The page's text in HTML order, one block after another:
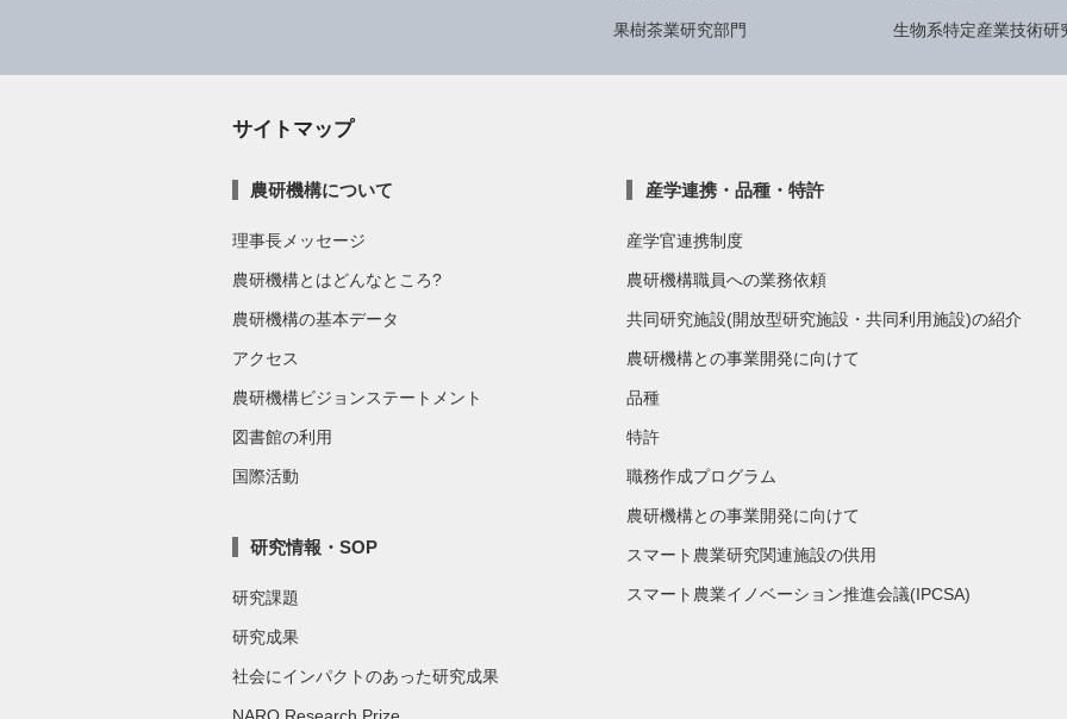
果樹茶業研究部門 生物系特定産業技術研
サイトマップ
農研機構について
理事長メッセージ
農研機構とはどんなところ?
農研機構の基本データ
アクセス
農研機構ビジョンステートメント
図書館の利用
国際活動
研究情報・SOP
研究課題
研究成果
社会にインパクトのあった研究成果
産学連携・品種・特許
産学官連携制度
農研機構職員への業務依頼
共同研究施設(開放型研究施設・共同利用施設)の紹介
農研機構との事業開発に向けて
品種
特許
職務作成プログラム
農研機構との事業開発に向けて
スマート農業研究関連施設の供用
スマート農業イノベーション推進会議(IPCSA)